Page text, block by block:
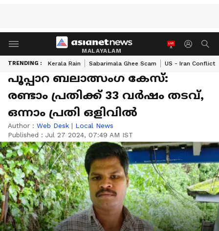
MALAYALAM
TRENDING : Kerala Rain Sabarimala Ghee Scam US - Iran Conflict
പൂപ്പാറ ബലാത്സംഗ കേസ്:
രണ്ടാം പ്രതിക്ക് 33 വർഷം തടവ്,
ഒന്നാം പ്രതി ഒളിവിൽ
Author : Web Desk | Local News
Published : Jul 27 2024, 07:49 AM IST